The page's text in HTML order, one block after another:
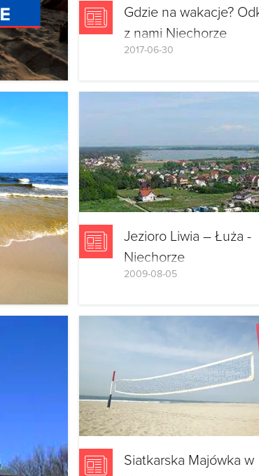
Gdzie na wakacje?
z nami Niechorze
2017-06-30
nad morzem? Dziś w
najczęściej polecane obiekty
noclegowe w Niechorzu.
Sprawdź, które miejsca
rekomendują turyści.
Jezioro Liwia – Łuża -
Niechorze
2009-08-05
Pogorzelicą a
Niechorze . Nazwa
od 1948 roku. Połączone
zostało ono z morzem
kanałowi „Liwka”(naturalna
granica między
miejscowościami).
Siatkarska Majówka w